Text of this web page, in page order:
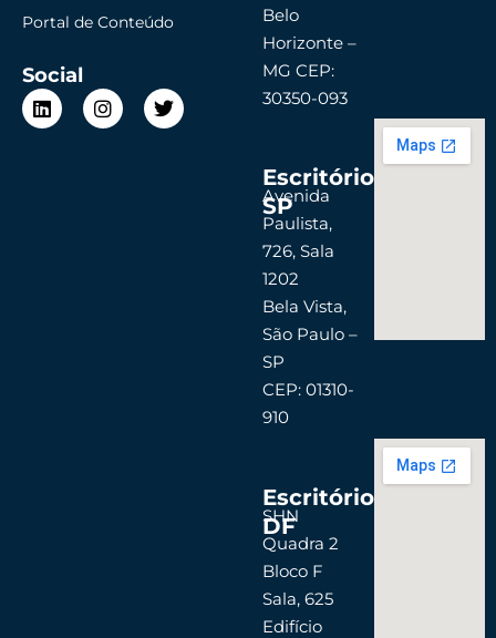
Portal de Conteúdo
Social
L
i
I
n
T
w
Belo
Horizonte –
MG CEP:
30350-093
Escritório
SP
Avenida
Paulista,
726, Sala
1202
Bela Vista,
São Paulo –
SP
CEP: 01310-
910
Escritório
DF
SHN
Quadra 2
Bloco F
Sala, 625
Edifício